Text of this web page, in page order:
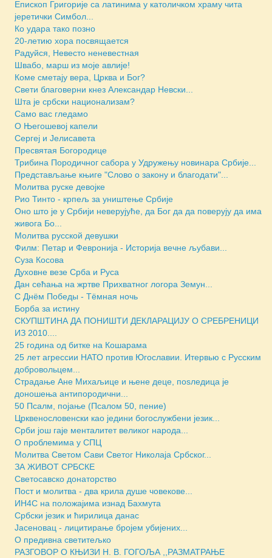
Епископ Григорије са латинима у католичком храму чита
јеретички Симбол...
Ко удара тако позно
20-летию хора посвящается
Радуйся, Невесто неневестная
Швабо, марш из моје авлије!
Коме сметају вера, Црква и Бог?
Свети благоверни кнез Александар Невски...
Шта је србски национализам?
Само вас гледамо
О Његошевој капели
Сергеј и Јелисавета
Пресвятая Богородице
Трибина Породичног сабора у Удружењу новинара Србије...
Представљање књиге "Слово о закону и благодати"...
Молитва руске девојке
Рио Тинто - крпељ за уништење Србије
Оно што је у Србији неверујуће, да Бог да да поверују да има
живога Бо...
Молитва русской девушки
Филм: Петар и Февронија - Историја вечне љубави...
Суза Косова
Духовне везе Срба и Руса
Дан сећања на жртве Прихватног логора Земун...
С Днём Победы - Тёмная ночь
Борба за истину
СКУПШТИНА ДА ПОНИШТИ ДЕКЛАРАЦИЈУ О СРЕБРЕНИЦИ
ИЗ 2010....
25 година од битке на Кошарама
25 лет агрессии НАТО против Югославии. Итервью с Русским
добровольцем...
Страдање Ане Михаљице и њене деце, поsледица је
доношења антипородични...
50 Псалм, појање (Псалом 50, пение)
Црквенословенски као једини богослужбени језик...
Срби још гаје менталитет великог народа...
О проблемима у СПЦ
Молитва Светом Сави Светог Николаја Србског...
ЗА ЖИВОТ СРБСКЕ
Светосавско донаторство
Пост и молитва - два крила душе човекове...
ИН4С на положајима изнад Бахмута
Србски језик и ћирилица данас
Јасеновац - лицитирање бројем убијених...
О предивна светитељко
РАЗГОВОР О КЊИЗИ Н. В. ГОГОЉА ,,РАЗМАТРАЊЕ